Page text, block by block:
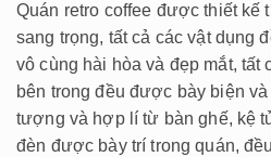
Quán retro coffee được thiết kế
sang trọng, tất cả các vật dụng
vô cùng hài hòa và đẹp mắt, tất
bên trong đều được bày biện
tượng và hợp lí từ bàn ghế, kệ
đèn được bày trí trong quán,